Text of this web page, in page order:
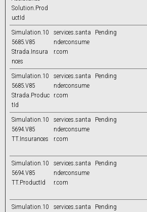
Solution.Prod
uctId
Simulation.10
5685.V85
Strada.Insura
nces
services.santa
nderconsume
r.com
Pending
Simulation.10
5685.V85
Strada.Produc
tId
services.santa
nderconsume
r.com
Pending
Simulation.10
5694.V85
TT.Insurances
services.santa
nderconsume
r.com
Pending
Simulation.10
5694.V85
TT.ProductId
services.santa
nderconsume
r.com
Pending
Simulation.10
services.santa
Pending